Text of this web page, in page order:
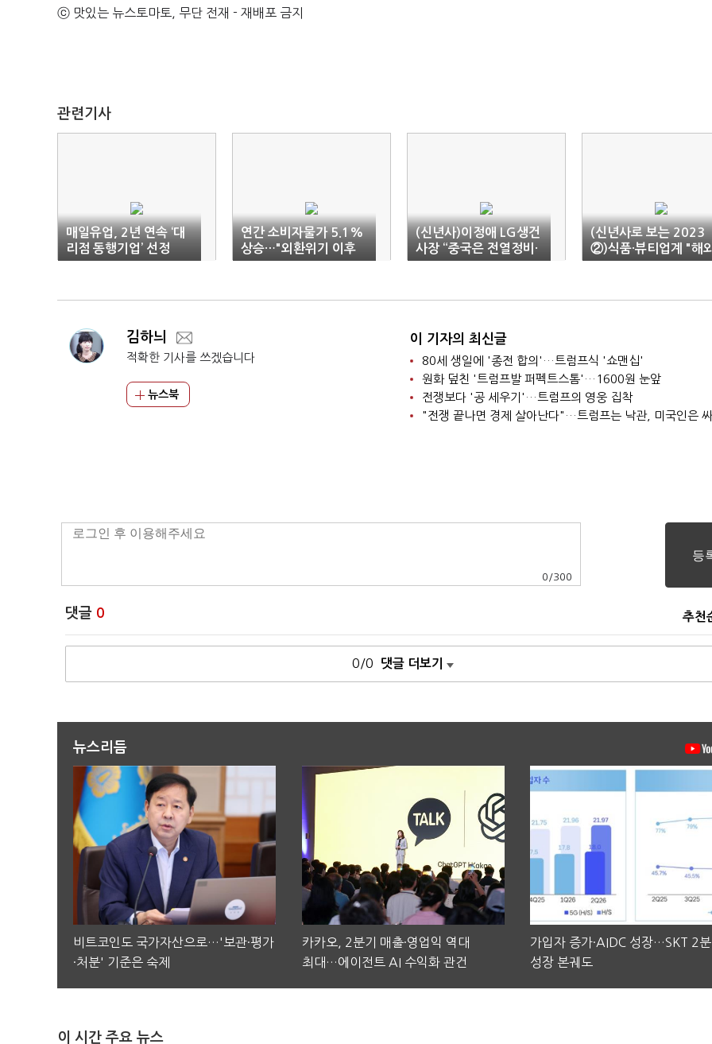
ⓒ 맛있는 뉴스토마토, 무단 전재 - 재배포 금지
관련기사
매일유업, 2년 연속 ‘대
리점 동행기업’ 선정
연간 소비자물가 5.1%
상승…"외환위기 이후
최고치"
(신년사)이정애 LG생건
사장 “중국은 전열정비·
북미는 맞춤형”
(신년사로 보는 2023
②)식품·뷰티업계 "해
시장 공략·사업 다각화"
김하늬
적확한 기사를 쓰겠습니다
뉴스북
이 기자의 최신글
80세 생일에 '종전 합의'…트럼프식 '쇼맨십'
원화 덮친 '트럼프발 퍼펙트스톰'…1600원 눈앞
전쟁보다 '공 세우기'…트럼프의 영웅 집착
"전쟁 끝나면 경제 살아난다"…트럼프는 낙관, 미국인은
0 /300
댓글 0 추천
0/0 댓글 더보기
뉴스리듬
비트코인도 국가자산으로…'보관·평가
·처분' 기준은 숙제
카카오, 2분기 매출·영업익 역대
최대…에이전트 AI 수익화 관건
가입자 증가·AIDC 성장…SKT 2
성장 본궤도
이 시간 주요 뉴스